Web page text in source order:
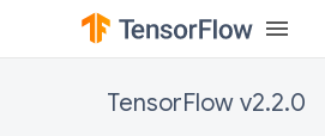
TensorFlow v2.2.0